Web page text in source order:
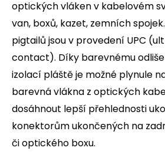
optických vláken v kabelovém
van, boxů, kazet, zemních
pigtailů jsou v provedení UPC
contact). Díky barevnému
izolací pláště je možné plynule
barevná vlákna z optických
dosáhnout lepší přehlednosti
konektorům ukončených na
či optického boxu.